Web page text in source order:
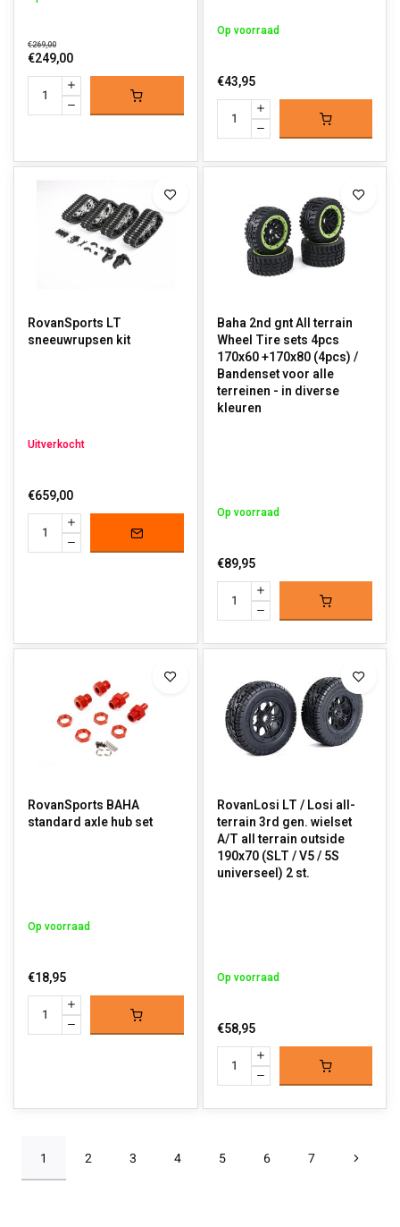
€269,00
€249,00
Op voorraad
€43,95
RovanSports LT
sneeuwrupsen kit
Uitverkocht
€659,00
Baha 2nd gnt All terrain
Wheel Tire sets 4pcs
170x60 +170x80 (4pcs) /
Bandenset voor alle
terreinen - in diverse
kleuren
Op voorraad
€89,95
RovanSports BAHA
standard axle hub set
Op voorraad
€18,95
RovanLosi LT / Losi all-
terrain 3rd gen. wielset
A/T all terrain outside
190x70 (SLT / V5 / 5S
universeel) 2 st.
Op voorraad
€58,95
1 2 3 4 5 6 7